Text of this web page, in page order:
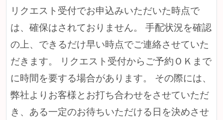
リクエスト受付でお申込みいただいた時点で
は、確保はされておりません。 手配状況を確認
の上、できるだけ早い時点でご連絡させていた
だきます。 リクエスト受付からご予約ＯＫまで
に時間を要する場合があります。 その際には、
弊社よりお客様とお打ち合わせをさせていただ
き、ある一定のお待ちいただける日を決めさせ